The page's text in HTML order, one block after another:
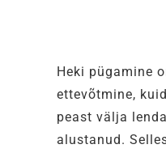
Heki pügamine
ettevõtmine,
peast välja
alustanud.